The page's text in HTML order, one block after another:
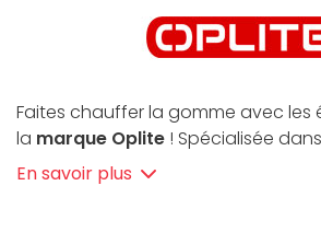
Faites chauffer la gomme avec les
la marque Oplite ! Spécialisée
de cockpits de simulation
depuis 2015, elle offre un large
En savoir plus